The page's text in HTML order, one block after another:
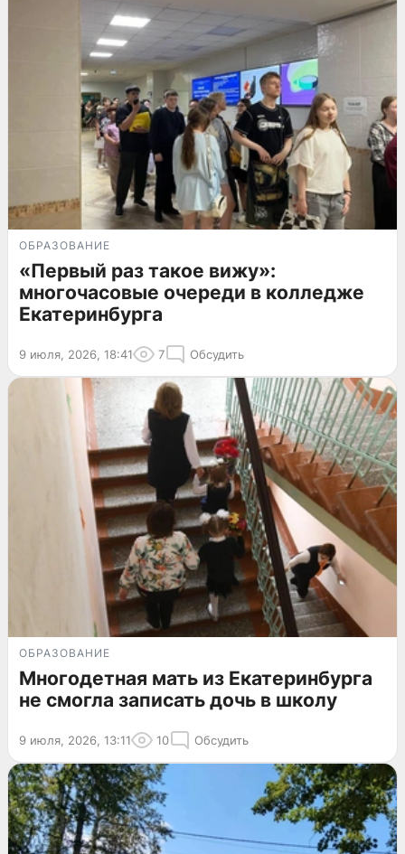
ОБРАЗОВАНИЕ
«Первый раз такое вижу»:
многочасовые очереди в колледже
Екатеринбурга
9 июля, 2026, 18:41 7 Обсудить
ОБРАЗОВАНИЕ
Многодетная мать из Екатеринбурга
не смогла записать дочь в школу
9 июля, 2026, 13:11 10 Обсудить